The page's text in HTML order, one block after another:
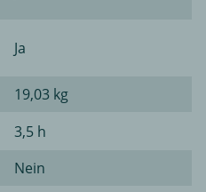
Ja
19,03 kg
3,5 h
Nein